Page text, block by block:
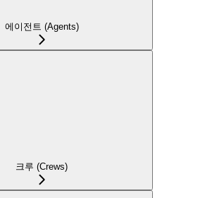
에이전트 (Agents)
크루 (Crews)